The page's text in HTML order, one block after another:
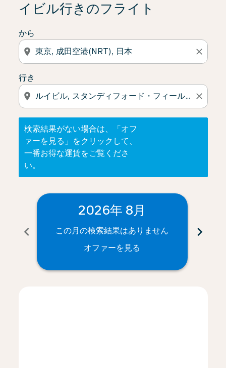
イビル行きのフライト
から
location_on close
行き
location_on close
検索結果がない場合は、「オフ
ァーを見る」をクリックして、
一番お得な運賃をご覧くださ
い。
chevron_left
2026年 8月
この月の検索結果はありません
オファーを見る
chevron_right